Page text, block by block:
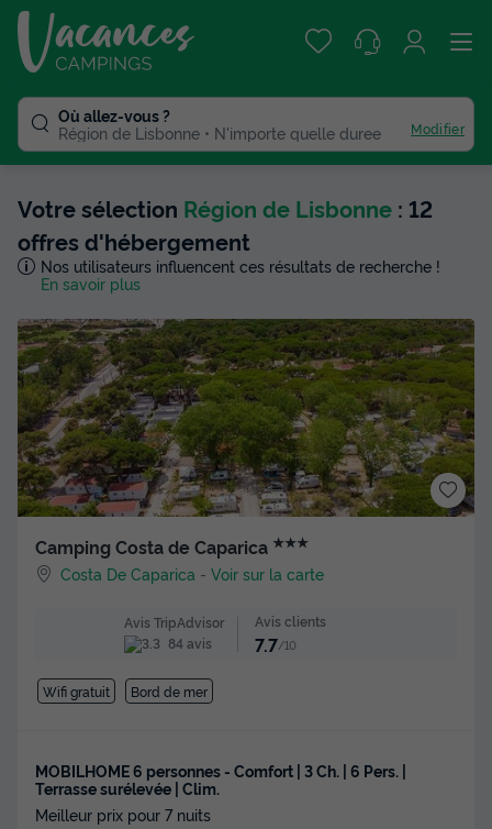
Où allez-vous ?
Région de Lisbonne
N'importe quelle duree Modifier
Votre sélection Région de Lisbonne : 12
offres d'hébergement
Nos utilisateurs influencent ces résultats de recherche !
En savoir plus
Camping Costa de Caparica ★★★
Costa De Caparica -Voir sur la carte
Avis TripAdvisor
84 avis
Avis clients
7.7/10
Wifi gratuit Bord de mer
MOBILHOME 6 personnes - Comfort | 3 Ch. | 6 Pers. |
Terrasse surélevée | Clim.
Meilleur prix pour 7 nuits